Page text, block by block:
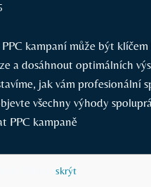
kampaní může být
a dosáhnout optimálních
jak vám profesionální
všechny výhody
skrýt]